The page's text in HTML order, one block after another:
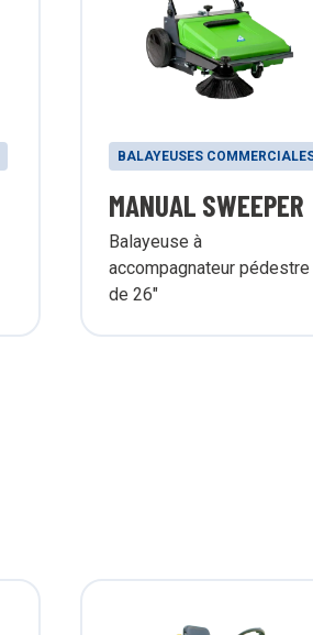
BALAYEUSES
MANUAL SWEEPER
Balayeuse à
accompagnateur pédestre
de 26"